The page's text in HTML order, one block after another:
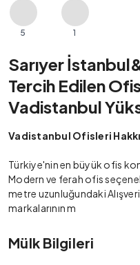
5 1
Sarıyer
Tercih Edilen
Vadistanbul
Vadistanbul Ofisleri
Türkiye'nin en büyük ofis
Modern ve ferah ofis
metre uzunluğundaki
markalarının m
Mülk Bilgileri